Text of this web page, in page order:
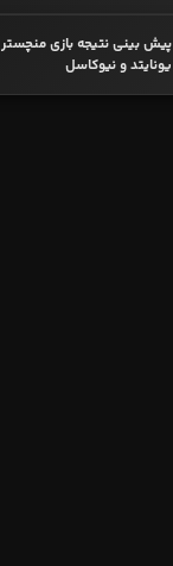
پیش بینی نتیجه بازی منچستر
یونایتد و نیوکاسل